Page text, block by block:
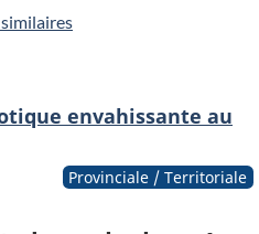
envahissante au
Provinciale / Territoriale